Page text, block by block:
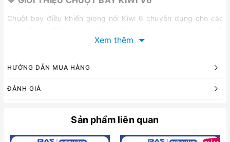
Chuột bay điều khiển giọng nói Kiwi 6 chuyên dụng cho các
dàng tìm kiếm tới các video thay vì thao tác thủ công. Sản
nhỏ mà không cần gõ chữ tìm kiếm. Thiết bị nhỏ gọn, dễ dùng
remote hay chuột không dây thông thường.
🔷 ƯU ĐIỂM ĐIỀU KHIỂN GIỌNG NÓI KIWI V6
Xem thêm
HƯỚNG DẪN MUA HÀNG
ĐÁNH GIÁ
Sản phẩm liên quan